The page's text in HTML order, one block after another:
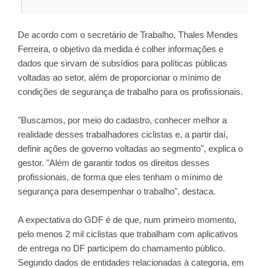
De acordo com o secretário de Trabalho, Thales Mendes
Ferreira, o objetivo da medida é colher informações e
dados que sirvam de subsídios para políticas públicas
voltadas ao setor, além de proporcionar o mínimo de
condições de segurança de trabalho para os profissionais.
"Buscamos, por meio do cadastro, conhecer melhor a
realidade desses trabalhadores ciclistas e, a partir daí,
definir ações de governo voltadas ao segmento", explica o
gestor. "Além de garantir todos os direitos desses
profissionais, de forma que eles tenham o mínimo de
segurança para desempenhar o trabalho", destaca.
A expectativa do GDF é de que, num primeiro momento,
pelo menos 2 mil ciclistas que trabalham com aplicativos
de entrega no DF participem do chamamento público.
Segundo dados de entidades relacionadas à categoria, em